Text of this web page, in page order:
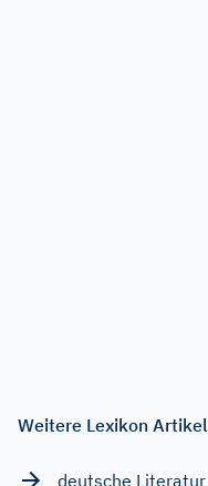
Weitere Lexikon Artikel
deutsche Literatur